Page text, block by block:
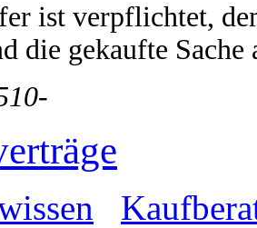
ist verpflichtet,
die gekaufte Sache